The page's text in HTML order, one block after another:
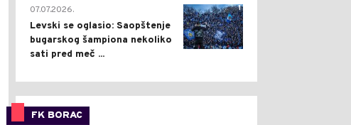
1
07.07.2026.
Levski se oglasio: Saopštenje
bugarskog šampiona nekoliko
sati pred meč ...
FK BORAC